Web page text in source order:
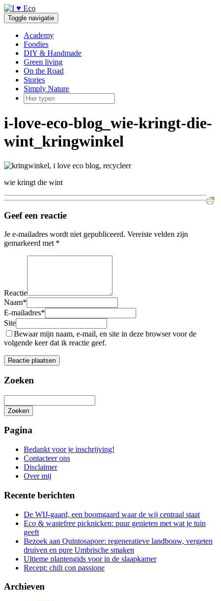
Doorgaan
naar
inhoud
Toggle navigatie
Academy
Foodies
DIY & Handmade
Green living
On the Road
Stories
Simply Nature
i-love-eco-blog_wie-kringt-die-
wint_kringwinkel
wie kringt die wint
Geef een reactie
Je e-mailadres wordt niet gepubliceerd. Vereiste velden zijn
gemarkeerd met *
Reactie
Naam*
E-mailadres*
Site
Bewaar mijn naam, e-mail, en site in deze browser voor de
volgende keer dat ik reactie geef.
Zoeken
Zoeken
zoeken
Pagina
Bedankt voor je inschrijving!
Contacteer ons
Disclaimer
Over mij
Recente berichten
De WIJ-gaard, een boomgaard waar de wij centraal staat
Eco & wastefree picknicken: puur genieten met wat je tuin
geeft
Bezoek aan Quintosapore: regeneratieve landbouw, vergeten
druiven en pure Umbrische smaken
Ultieme plantengids voor in de slaapkamer
Recept: chili con passione
Archieven